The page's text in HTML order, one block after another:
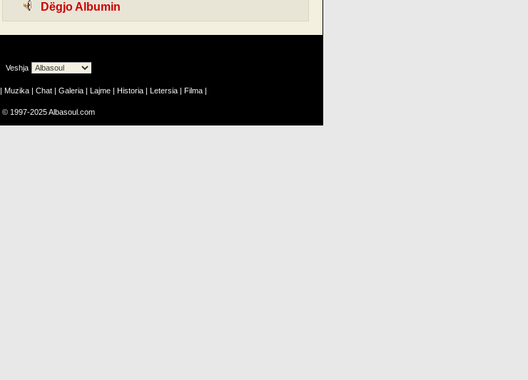
Dëgjo Albumin
Veshja
| Muzika | Chat | Galeria | Lajme | Historia | Letersia | Filma |
© 1997-2025Albasoul.com